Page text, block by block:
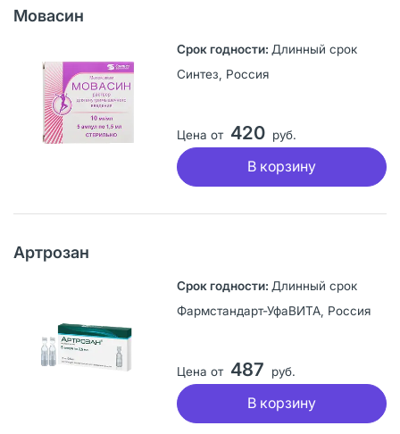
Мовасин
Длинный срок
Синтез, Россия
Цена от 420 руб.
В корзину
Артрозан
Длинный срок
Фармстандарт-УфаВИТА, Россия
Цена от 487 руб.
В корзину